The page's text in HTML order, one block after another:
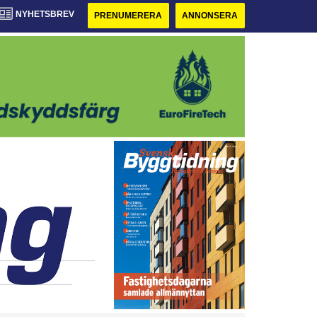
NYHETSBREV PRENUMERERA ANNONSERA